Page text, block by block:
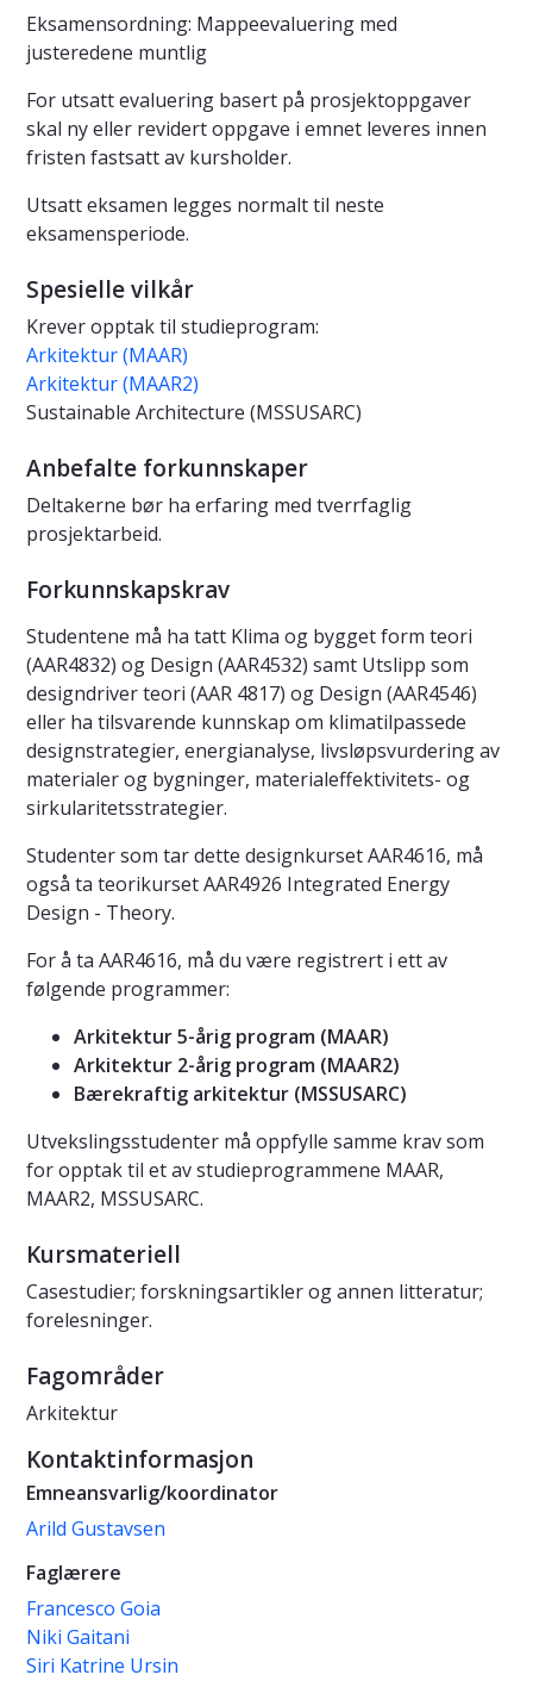
Eksamensordning: Mappeevaluering med
justeredene muntlig
For utsatt evaluering basert på prosjektoppgaver
skal ny eller revidert oppgave i emnet leveres innen
fristen fastsatt av kursholder.
Utsatt eksamen legges normalt til neste
eksamensperiode.
Spesielle vilkår
Krever opptak til studieprogram:
Arkitektur (MAAR)
Arkitektur (MAAR2)
Sustainable Architecture (MSSUSARC)
Anbefalte forkunnskaper
Deltakerne bør ha erfaring med tverrfaglig
prosjektarbeid.
Forkunnskapskrav
Studentene må ha tatt Klima og bygget form teori
(AAR4832) og Design (AAR4532) samt Utslipp som
designdriver teori (AAR 4817) og Design (AAR4546)
eller ha tilsvarende kunnskap om klimatilpassede
designstrategier, energianalyse, livsløpsvurdering av
materialer og bygninger, materialeffektivitets- og
sirkularitetsstrategier.
Studenter som tar dette designkurset AAR4616, må
også ta teorikurset AAR4926 Integrated Energy
Design - Theory.
For å ta AAR4616, må du være registrert i ett av
følgende programmer:
Arkitektur 5-årig program (MAAR)
Arkitektur 2-årig program (MAAR2)
Bærekraftig arkitektur (MSSUSARC)
Utvekslingsstudenter må oppfylle samme krav som
for opptak til et av studieprogrammene MAAR,
MAAR2, MSSUSARC.
Kursmateriell
Casestudier; forskningsartikler og annen litteratur;
forelesninger.
Fagområder
Arkitektur
Kontaktinformasjon
Emneansvarlig/koordinator
Arild Gustavsen
Faglærere
Francesco Goia
Niki Gaitani
Siri Katrine Ursin